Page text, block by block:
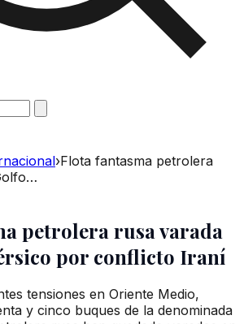
›Flota fantasma petrolera
petrolera rusa varada
por conflicto Iraní
tensiones en Oriente Medio,
y cinco buques de la denominada